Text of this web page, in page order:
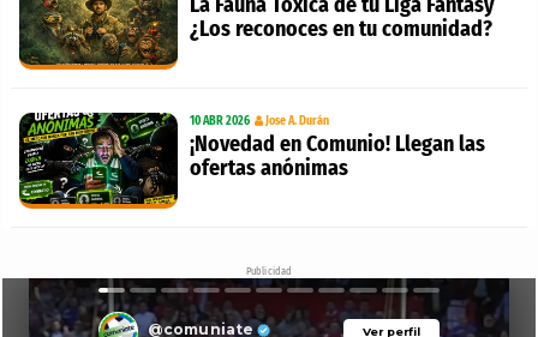
¿Los reconoces en tu comunidad?
10 ABR 2026 Jose A. Durán
¡Novedad en Comunio! Llegan las
ofertas anónimas
Publicidad
Ver perfil
@comuniate Ver perfil